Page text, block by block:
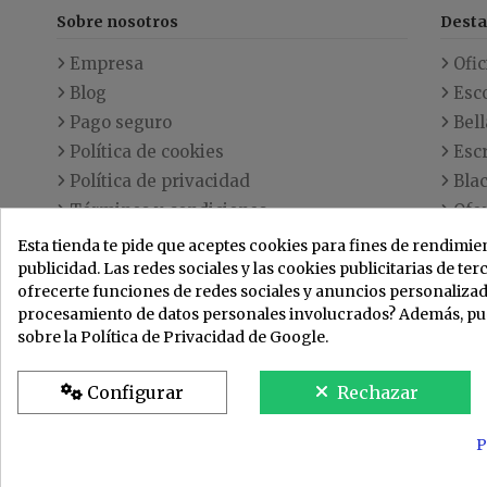
Sobre nosotros
Empresa
Blog
Pago seguro
Política de cookies
Política de privacidad
Términos y condiciones
Envío
Contacte con nosotros
Los
Esta tienda te pide que aceptes cookies para fines de
publicidad. Las redes sociales y las cookies publicitarias de
ofrecerte funciones de redes sociales y anuncios
procesamiento de datos personales involucrados? Además,
sobre la Política de Privacidad de Google.
Configurar Rechazar